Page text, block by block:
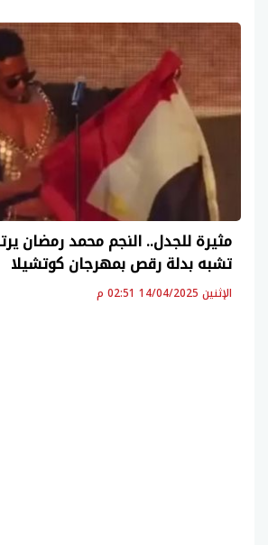
مثيرة للجدل.. النجم محمد رمضان
تشبه بدلة رقص بمهرجان كوتشيلا
الإثنين 14/04/2025 02:51 م